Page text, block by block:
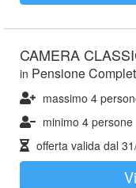
CAMERA
in Pensione
massimo 4
minimo 4 persone
offerta valida dal